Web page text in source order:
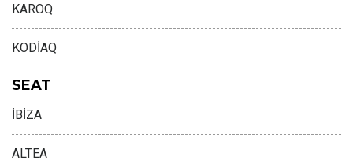
KAROQ
KODİAQ
SEAT
İBİZA
ALTEA